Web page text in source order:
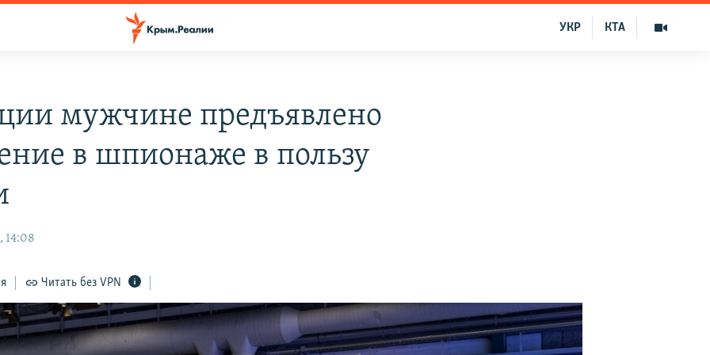
КТА
УКР
мужчине предъявлено
в шпионаже в пользу
14:08
Читать без VPN